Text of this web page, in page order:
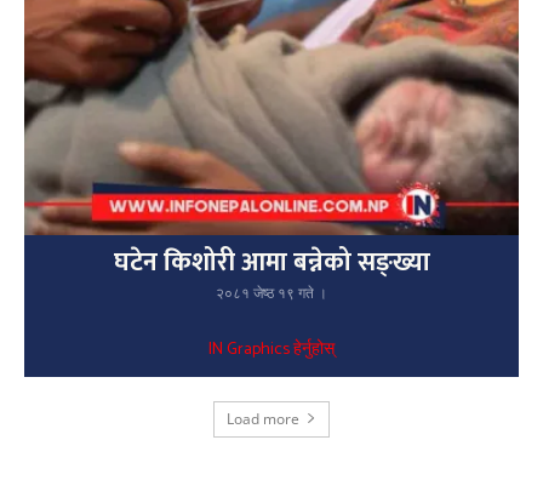
घटेन किशोरी आमा बन्नेको सङ्ख्या
२०८१ जेष्ठ १९ गते ।
IN Graphics हेर्नुहोस्
Load more